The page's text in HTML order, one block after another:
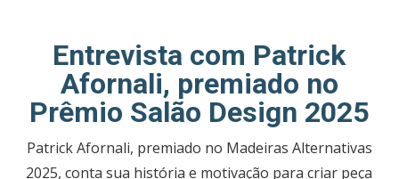
Entrevista com Patrick
Afornali, premiado no
Prêmio Salão Design 2025
Patrick Afornali, premiado no Madeiras Alternativas
2025, conta sua história e motivação para criar peça